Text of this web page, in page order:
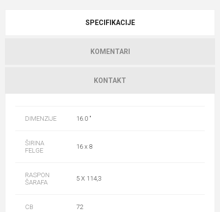
SPECIFIKACIJE
KOMENTARI
KONTAKT
DIMENZIJE 16.0 "
ŠIRINA
FELGE
16 x 8
RASPON
ŠARAFA
5 X 114,3
CB 72